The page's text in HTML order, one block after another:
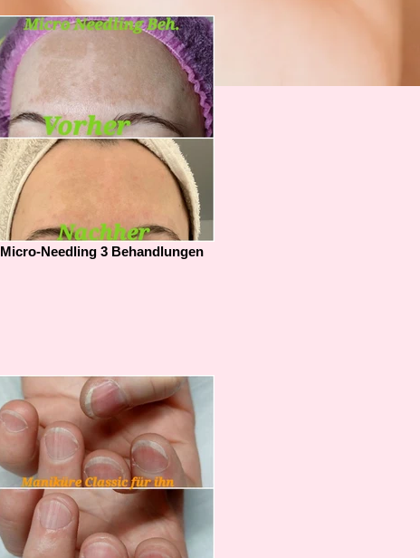
Micro-Needling 3 Behandlungen